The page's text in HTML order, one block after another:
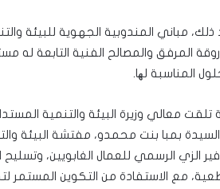
ذلك، مباني المندوبية الجهوية للبيئة
المرفق والمصالح الفنية التابعة له
المناسبة لھا.
تلقت معالي وزيرة البيئة والتنمية
بمبا بنت محمدو، مفتشة البيئة
الرسمي للعمال الغابويين، وتسليح
مع الاستفادة من التكوين المستمر